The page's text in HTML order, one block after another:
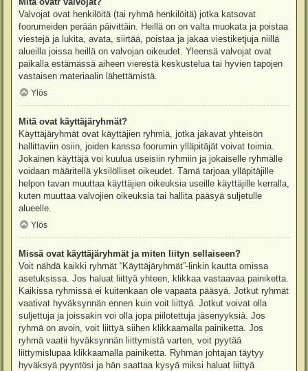
Valvojat ovat henkilöitä (tai ryhmä henkilöitä) jotka katsovat
foorumeiden perään päivittäin. Heillä on on valta muokata ja poistaa
viestejä ja lukita, avata, siirtää, poistaa ja jakaa viestiketjuja niillä
alueilla joissa heillä on valvojan oikeudet. Yleensä valvojat ovat
paikalla estämässä aiheen vierestä keskustelua tai hyvien tapojen
vastaisen materiaalin lähettämistä.
Ylös
Mitä ovat käyttäjäryhmät?
Käyttäjäryhmät ovat käyttäjien ryhmiä, jotka jakavat yhteisön
hallittaviin osiin, joiden kanssa foorumin ylläpitäjät voivat toimia.
Jokainen käyttäjä voi kuulua useisiin ryhmiin ja jokaiselle ryhmälle
voidaan määritellä yksilölliset oikeudet. Tämä tarjoaa ylläpitäjille
helpon tavan muuttaa käyttäjien oikeuksia useille käyttäjille kerralla,
kuten muuttaa valvojien oikeuksia tai hallita pääsyä suljetulle
alueelle.
Ylös
Missä ovat käyttäjäryhmät ja miten liityn sellaiseen?
Voit nähdä kaikki ryhmät “Käyttäjäryhmät”-linkin kautta omissa
asetuksissa. Jos haluat liittyä yhteen, klikkaa vastaavaa painiketta.
Kaikissa ryhmissä ei kuitenkaan ole vapaata pääsyä. Jotkut ryhmät
vaativat hyväksynnän ennen kuin voit liittyä. Jotkut voivat olla
suljettuja ja joissakin voi olla jopa piilotettuja jäsenyyksiä. Jos
ryhmä on avoin, voit liittyä siihen klikkaamalla painiketta. Jos
ryhmä vaatii hyväksynnän liittymistä varten, voit pyytää
liittymislupaa klikkaamalla painiketta. Ryhmän johtajan täytyy
hyväksyä pyyntösi ja hän saattaa kysyä miksi haluat liittyä